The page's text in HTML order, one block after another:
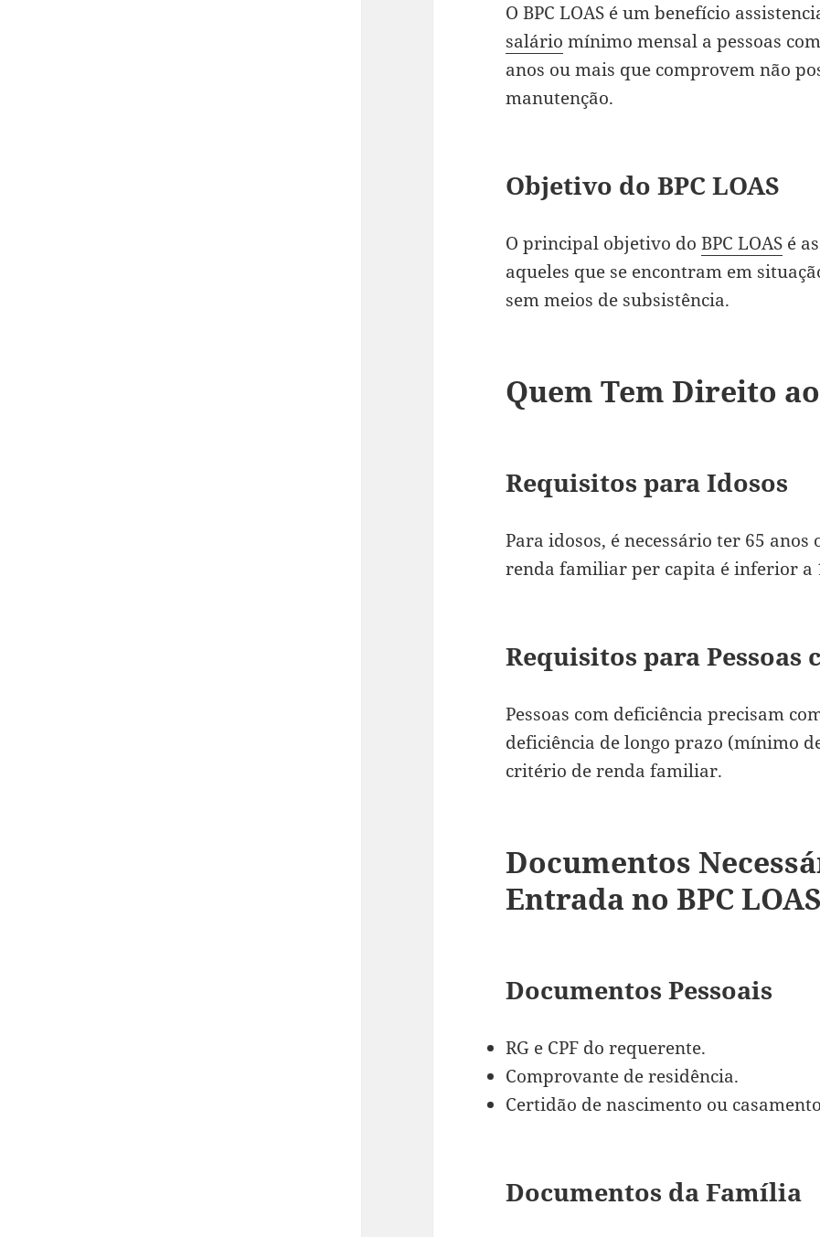
O BPC LOAS é um benefício
salário mínimo mensal a pessoas
anos ou mais que comprovem não
manutenção.
Objetivo do BPC LOAS
O principal objetivo doBPC LOAS é
aqueles que se encontram em
sem meios de subsistência.
Quem Tem Direito ao
Requisitos para Idosos
Para idosos, é necessário ter 65
renda familiar per capita é inferior a
Requisitos para Pessoas
Pessoas com deficiência precisam
deficiência de longo prazo (mínimo
critério de renda familiar.
Documentos
Entrada no BPC LOAS
Documentos Pessoais
RG e CPF do requerente.
Comprovante de residência.
Certidão de nascimento ou
Documentos da Família